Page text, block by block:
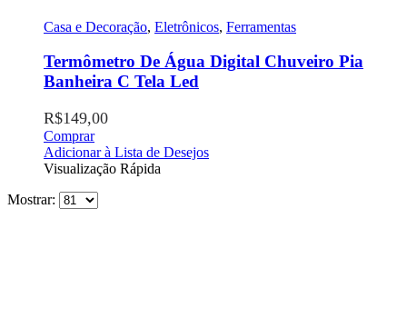
Casa e Decoração, Eletrônicos, Ferramentas
Termômetro De Água Digital Chuveiro Pia
Banheira C Tela Led
R$149,00
Comprar
Adicionar à Lista de Desejos
Visualização Rápida
Mostrar: